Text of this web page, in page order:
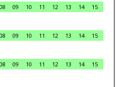
08 09 10 11 12 13 14
15
08 09 10 11 12 13 14
15
08 09 10 11 12 13 14
15